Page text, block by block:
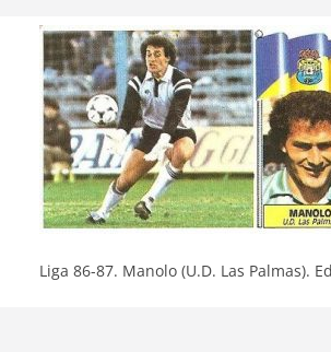
Liga 86-87. Manolo (U.D. Las Palmas).